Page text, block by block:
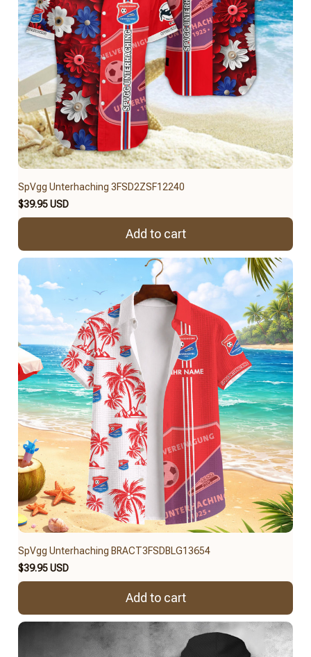
SpVgg Unterhaching 3FSD2ZSF12240
$39.95 USD
Add to cart
SpVgg Unterhaching BRACT3FSDBLG13654
$39.95 USD
Add to cart